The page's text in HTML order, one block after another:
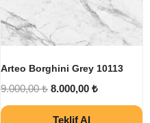
Arteo Borghini Grey 10113
9.000,00₺ 8.000,00 ₺
Teklif Al